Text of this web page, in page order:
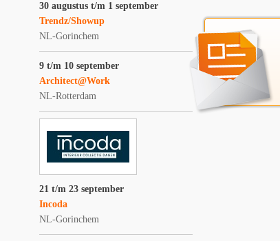
30 augustus t/m 1 september
Trendz/Showup
NL-Gorinchem
9 t/m 10 september
Architect@Work
NL-Rotterdam
21 t/m 23 september
Incoda
NL-Gorinchem